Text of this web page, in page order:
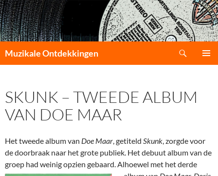
Muzikale Ontdekkingen
INHOUD
SKUNK – TWEEDE ALBUM
VAN DOE MAAR
Het tweede album van Doe Maar, getiteld Skunk, zorgde voor
de doorbraak naar het grote publiek. Het debuut album van de
groep had weinig opzien gebaard.Alhoewel met het derde